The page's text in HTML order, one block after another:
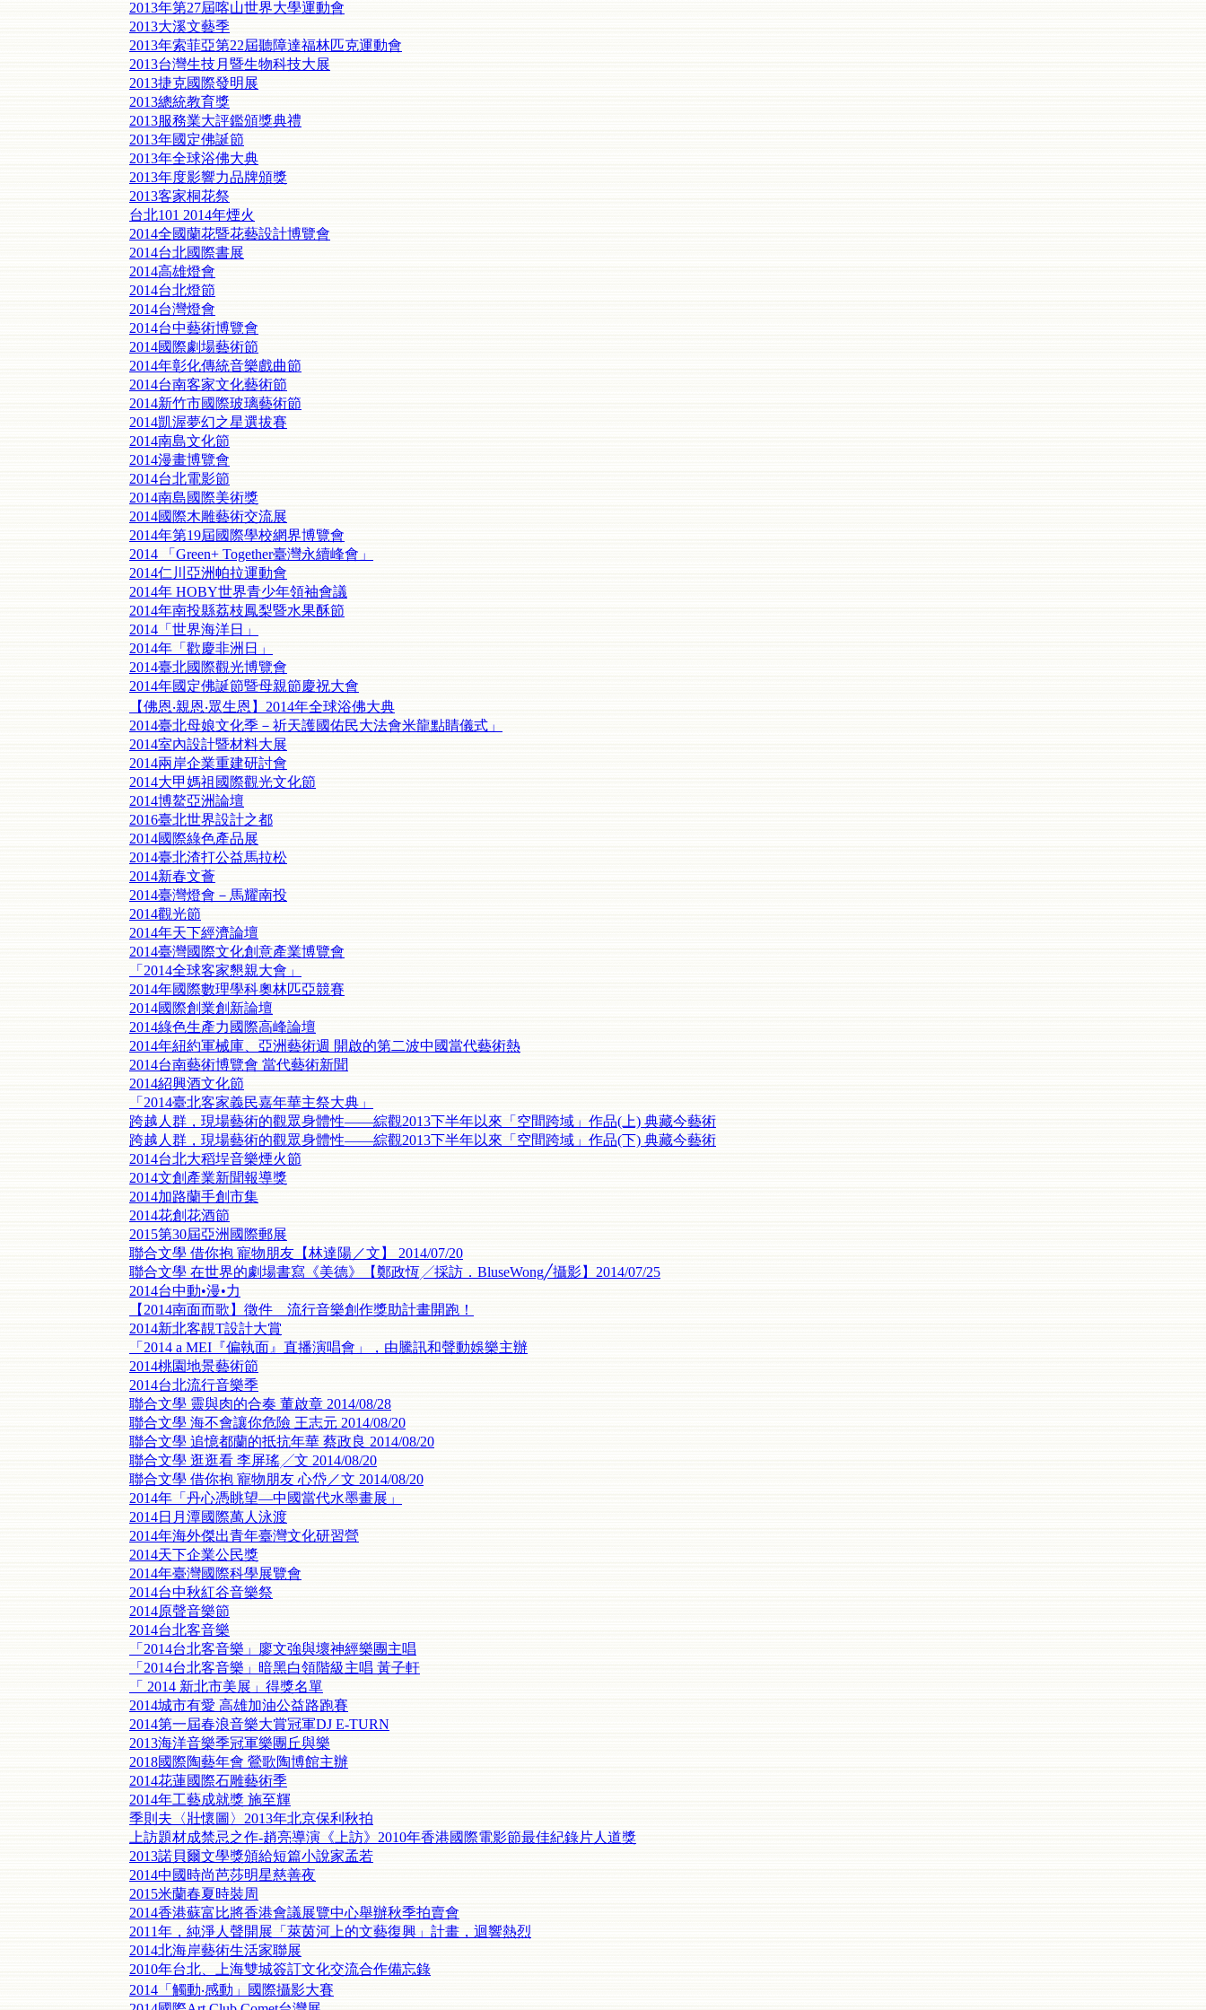
2013年第27屆喀山世界大學運動會
2013大溪文藝季
2013年索菲亞第22屆聽障達福林匹克運動會
2013台灣生技月暨生物科技大展
2013捷克國際發明展
2013總統教育獎
2013服務業大評鑑頒獎典禮
2013年國定佛誕節
2013年全球浴佛大典
2013年度影響力品牌頒獎
2013客家桐花祭
台北101 2014年煙火
2014全國蘭花暨花藝設計博覽會
2014台北國際書展
2014高雄燈會
2014台北燈節
2014台灣燈會
2014台中藝術博覽會
2014國際劇場藝術節
2014年彰化傳統音樂戲曲節
2014台南客家文化藝術節
2014新竹市國際玻璃藝術節
2014凱渥夢幻之星選拔賽
2014南島文化節
2014漫畫博覽會
2014台北電影節
2014南島國際美術獎
2014國際木雕藝術交流展
2014年第19屆國際學校網界博覽會
2014 「Green+ Together臺灣永續峰會」
2014仁川亞洲帕拉運動會
2014年 HOBY世界青少年領袖會議
2014年南投縣荔枝鳳梨暨水果酥節
2014「世界海洋日」
2014年「歡慶非洲日」
2014臺北國際觀光博覽會
2014年國定佛誕節暨母親節慶祝大會
【佛恩‧親恩‧眾生恩】2014年全球浴佛大典
2014臺北母娘文化季－祈天護國佑民大法會米龍點睛儀式」
2014室內設計暨材料大展
2014兩岸企業重建研討會
2014大甲媽祖國際觀光文化節
2014博鰲亞洲論壇
2016臺北世界設計之都
2014國際綠色產品展
2014臺北渣打公益馬拉松
2014新春文薈
2014臺灣燈會－馬耀南投
2014觀光節
2014年天下經濟論壇
2014臺灣國際文化創意產業博覽會
「2014全球客家懇親大會」
2014年國際數理學科奧林匹亞競賽
2014國際創業創新論壇
2014綠色生產力國際高峰論壇
2014年紐約軍械庫、亞洲藝術週 開啟的第二波中國當代藝術熱
2014台南藝術博覽會 當代藝術新聞
2014紹興酒文化節
「2014臺北客家義民嘉年華主祭大典」
跨越人群，現場藝術的觀眾身體性——綜觀2013下半年以來「空間跨域」作品(上) 典藏今藝術
跨越人群，現場藝術的觀眾身體性——綜觀2013下半年以來「空間跨域」作品(下) 典藏今藝術
2014台北大稻埕音樂煙火節
2014文創產業新聞報導獎
2014加路蘭手創市集
2014花創花酒節
2015第30屆亞洲國際郵展
聯合文學 借你抱 寵物朋友【林達陽／文】 2014/07/20
聯合文學 在世界的劇場書寫《美德》【鄭政恆╱採訪．BluseWong╱攝影】2014/07/25
2014台中動•漫•力
【2014南面而歌】徵件 流行音樂創作獎助計畫開跑！
2014新北客靚T設計大賞
「2014 a MEI『偏執面』直播演唱會」，由騰訊和聲動娛樂主辦
2014桃園地景藝術節
2014台北流行音樂季
聯合文學 靈與肉的合奏 董啟章 2014/08/28
聯合文學 海不會讓你危險 王志元 2014/08/20
聯合文學 追憶都蘭的抵抗年華 蔡政良 2014/08/20
聯合文學 逛逛看 李屏瑤╱文 2014/08/20
聯合文學 借你抱 寵物朋友 心岱／文 2014/08/20
2014年「丹心憑眺望—中國當代水墨畫展」
2014日月潭國際萬人泳渡
2014年海外傑出青年臺灣文化研習營
2014天下企業公民獎
2014年臺灣國際科學展覽會
2014台中秋紅谷音樂祭
2014原聲音樂節
2014台北客音樂
「2014台北客音樂」廖文強與壞神經樂團主唱
「2014台北客音樂」暗黑白領階級主唱 黃子軒
「 2014 新北市美展」得獎名單
2014城市有愛 高雄加油公益路跑賽
2014第一屆春浪音樂大賞冠軍DJ E-TURN
2013海洋音樂季冠軍樂團丘與樂
2018國際陶藝年會 鶯歌陶博館主辦
2014花蓮國際石雕藝術季
2014年工藝成就獎 施至輝
季則夫〈壯懷圖〉2013年北京保利秋拍
上訪題材成禁忌之作-趙亮導演《上訪》2010年香港國際電影節最佳紀錄片人道獎
2013諾貝爾文學獎頒給短篇小說家孟若
2014中國時尚芭莎明星慈善夜
2015米蘭春夏時裝周
2014香港蘇富比將香港會議展覽中心舉辦秋季拍賣會
2011年，純淨人聲開展「萊茵河上的文藝復興」計畫，迴響熱烈
2014北海岸藝術生活家聯展
2010年台北、上海雙城簽訂文化交流合作備忘錄
2014「觸動‧感動」國際攝影大賽